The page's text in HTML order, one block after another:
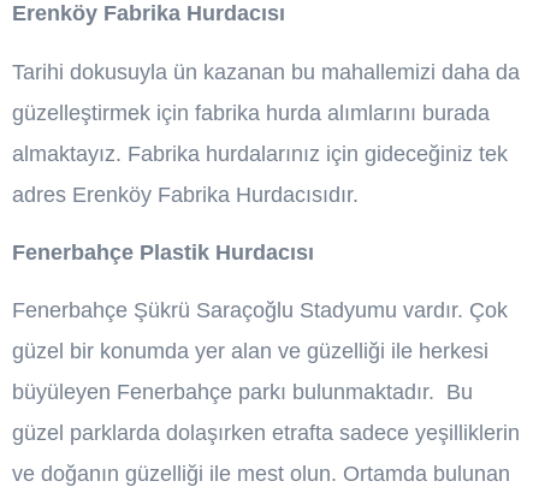
Erenköy Fabrika Hurdacısı
Tarihi dokusuyla ün kazanan bu mahallemizi daha da
güzelleştirmek için fabrika hurda alımlarını burada
almaktayız. Fabrika hurdalarınız için gideceğiniz tek
adres Erenköy Fabrika Hurdacısıdır.
Fenerbahçe Plastik Hurdacısı
Fenerbahçe Şükrü Saraçoğlu Stadyumu vardır. Çok
güzel bir konumda yer alan ve güzelliği ile herkesi
büyüleyen Fenerbahçe parkı bulunmaktadır. Bu
güzel parklarda dolaşırken etrafta sadece yeşilliklerin
ve doğanın güzelliği ile mest olun. Ortamda bulunan